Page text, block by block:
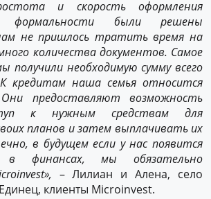
и скорость оформления
формальности были решены
не пришлось тратить время на
количества документов. Самое
получили необходимую сумму всего
кредитам наша семья относится
предоставляют возможность
к нужным средствам для
планов и затем выплачивать их
в будущем если у нас появится
в финансах, мы обязательно
– Лилиан и Алена, село
клиенты Microinvest.